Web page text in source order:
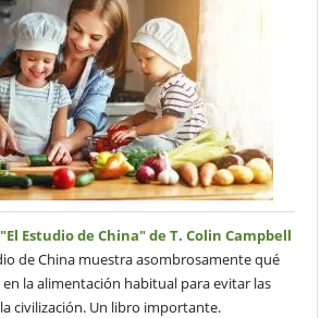
Estudio de China" de T. Colin Campbell
de China muestra asombrosamente qué
la alimentación habitual para evitar las
civilización. Un libro importante.